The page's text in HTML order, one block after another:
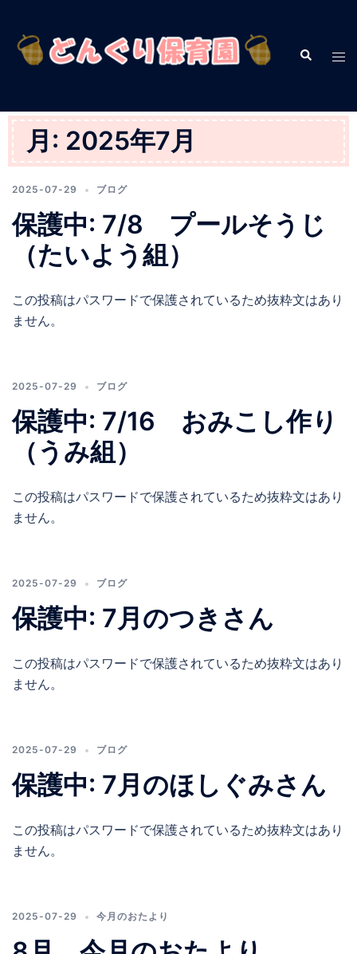
へ
検
索
ト
メ
ニ
ュ
月: 2025年7月
2025-07-29 ブログ
保護中: 7/8 プールそうじ
（たいよう組）
この投稿はパスワードで保護されているため抜粋文はあり
ません。
2025-07-29 ブログ
保護中: 7/16 おみこし作り
（うみ組）
この投稿はパスワードで保護されているため抜粋文はあり
ません。
2025-07-29 ブログ
保護中: 7月のつきさん
この投稿はパスワードで保護されているため抜粋文はあり
ません。
2025-07-29 ブログ
保護中: 7月のほしぐみさん
この投稿はパスワードで保護されているため抜粋文はあり
ません。
2025-07-29 今月のおたより